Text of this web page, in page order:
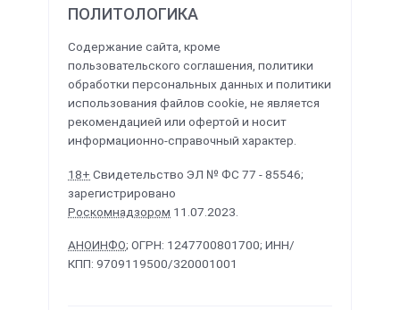
ПОЛИТОЛОГИКА
Содержание сайта, кроме
пользовательского соглашения, политики
обработки персональных данных и политики
использования файлов cookie, не является
рекомендацией или офертой и носит
информационно-справочный характер.
18+ Свидетельство ЭЛ № ФС 77 - 85546;
зарегистрировано
Роскомнадзором 11.07.2023.
АНОИНФО; ОГРН: 1247700801700; ИНН/
КПП: 9709119500/320001001